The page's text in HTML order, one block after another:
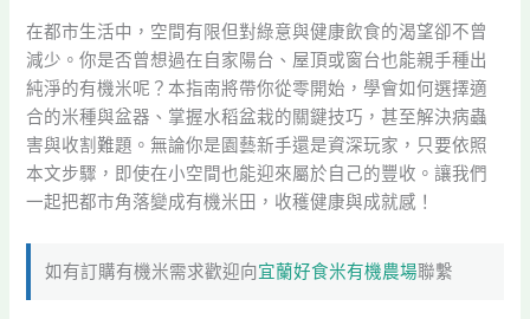
在都市生活中，空間有限但對綠意與健康飲食的渴望卻不曾
減少。你是否曾想過在自家陽台、屋頂或窗台也能親手種出
純淨的有機米呢？本指南將帶你從零開始，學會如何選擇適
合的米種與盆器、掌握水稻盆栽的關鍵技巧，甚至解決病蟲
害與收割難題。無論你是園藝新手還是資深玩家，只要依照
本文步驟，即使在小空間也能迎來屬於自己的豐收。讓我們
一起把都市角落變成有機米田，收穫健康與成就感！
如有訂購有機米需求歡迎向宜蘭好食米有機農場聯繫